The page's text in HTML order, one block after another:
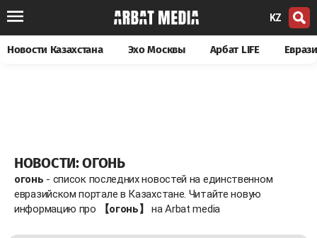
KZ
Новости Казахстана Эхо Москвы Арбат LIFE
НОВОСТИ: ОГОНЬ
огонь - список последних новостей на единственном
евразийском портале в Казахстане. Читайте новую
информацию про
【огонь】 на Arbat media